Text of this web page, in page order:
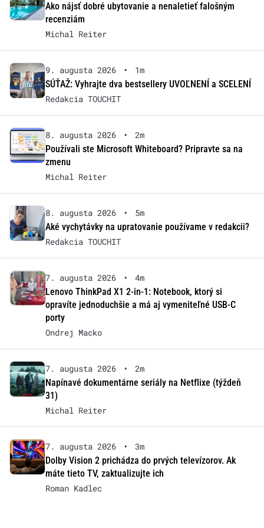
Ako nájsť dobré ubytovanie a nenaletieť falošným
recenziám
Michal Reiter
9. augusta 2026 •
1m
SÚŤAŽ: Vyhrajte dva bestsellery UVOĽNENÍ a SCELENÍ
Redakcia TOUCHIT
8. augusta 2026 •
2m
Používali ste Microsoft Whiteboard? Pripravte sa na
zmenu
Michal Reiter
8. augusta 2026 •
5m
Aké vychytávky na upratovanie používame v redakcii?
Redakcia TOUCHIT
7. augusta 2026 •
4m
Lenovo ThinkPad X1 2-in-1: Notebook, ktorý si
opravíte jednoduchšie a má aj vymeniteľné USB-C
porty
Ondrej Macko
7. augusta 2026 •
2m
Napínavé dokumentárne seriály na Netflixe (týždeň
31)
Michal Reiter
7. augusta 2026 •
3m
Dolby Vision 2 prichádza do prvých televízorov. Ak
máte tieto TV, zaktualizujte ich
Roman Kadlec